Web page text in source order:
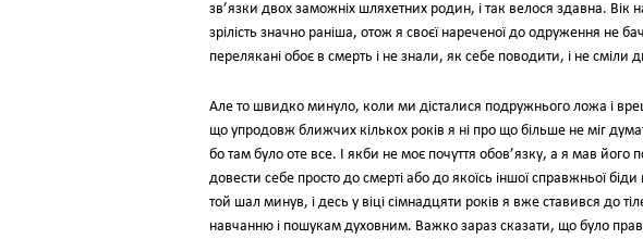
зв’язки двох заможніх шляхетних родин, і так велося здавна. Вік
зрілість значно раніша, отож я своєї нареченої до одруження не
перелякані обоє в смерть і не знали, як себе поводити, і не сміли
Але то швидко минуло, коли ми дісталися подружнього ложа і
що упродовж ближчих кількох років я ні про що більше не міг
бо там було оте все. I якби не моє почуття обов’язку, a я мав
довести себе просто до смерті або до якоїсь іншої справжньої
той шал минув, і десь у віці сімнадцяти років я вже ставився до
навчанню і пошукам духовним. Важко зараз сказати, що було